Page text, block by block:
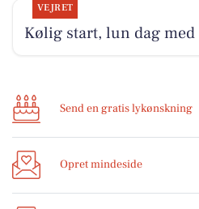
VEJRET
Kølig start, lun dag
Send en gratis lykønskning
Opret mindeside